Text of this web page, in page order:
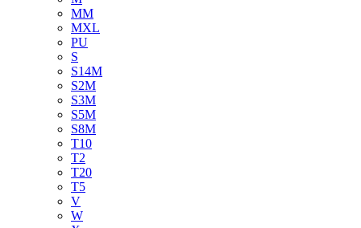
MM
MXL
PU
S
S14M
S2M
S3M
S5M
S8M
T10
T2
T20
T5
V
W